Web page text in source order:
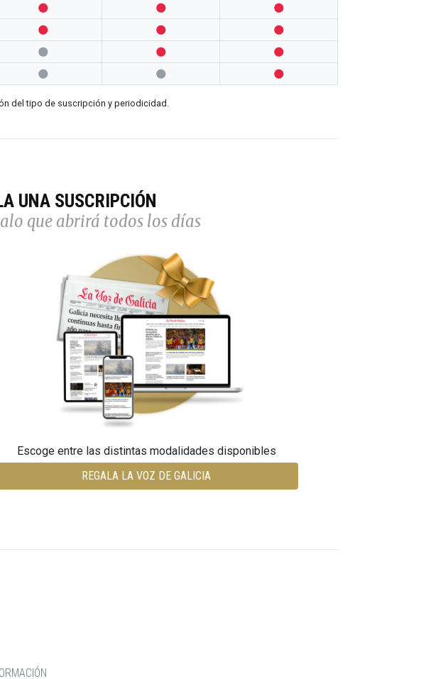
  
  
  
  
del tipo de suscripción y periodicidad.
UNA SUSCRIPCIÓN
que abrirá todos los días
Escoge entre las distintas modalidades disponibles
REGALA LA VOZ DE GALICIA